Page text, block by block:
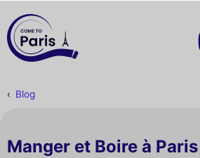
Blog
Manger et Boire à Paris